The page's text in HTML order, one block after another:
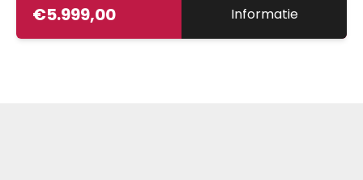
€5.999,00 Informatie